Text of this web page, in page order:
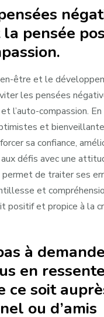
pensée
être et le
les pensées
l’auto-compassion.
et
sa confiance,
défis avec une
permet de traiter ses
et
positif et propice à la
à
en
ce soit
ou d’amis